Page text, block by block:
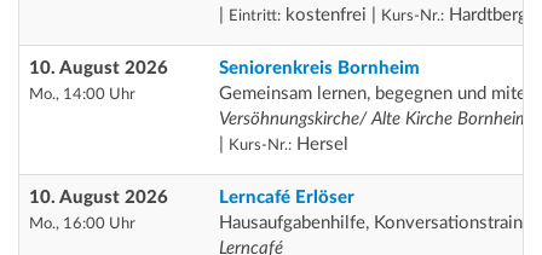
Eintritt: kostenfrei | Kurs-Nr.: Hardtberg
10. August 2026
Mo., 14:00 Uhr
Seniorenkreis Bornheim
Gemeinsam lernen, begegnen und
Versöhnungskirche/ Alte Kirche Bornheim
Kurs-Nr.: Hersel
10. August 2026
Mo., 16:00 Uhr
Lerncafé Erlöser
Hausaufgabenhilfe,
Lerncafé